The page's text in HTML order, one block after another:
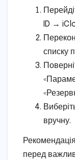
ID →
списку
вручну.
перед